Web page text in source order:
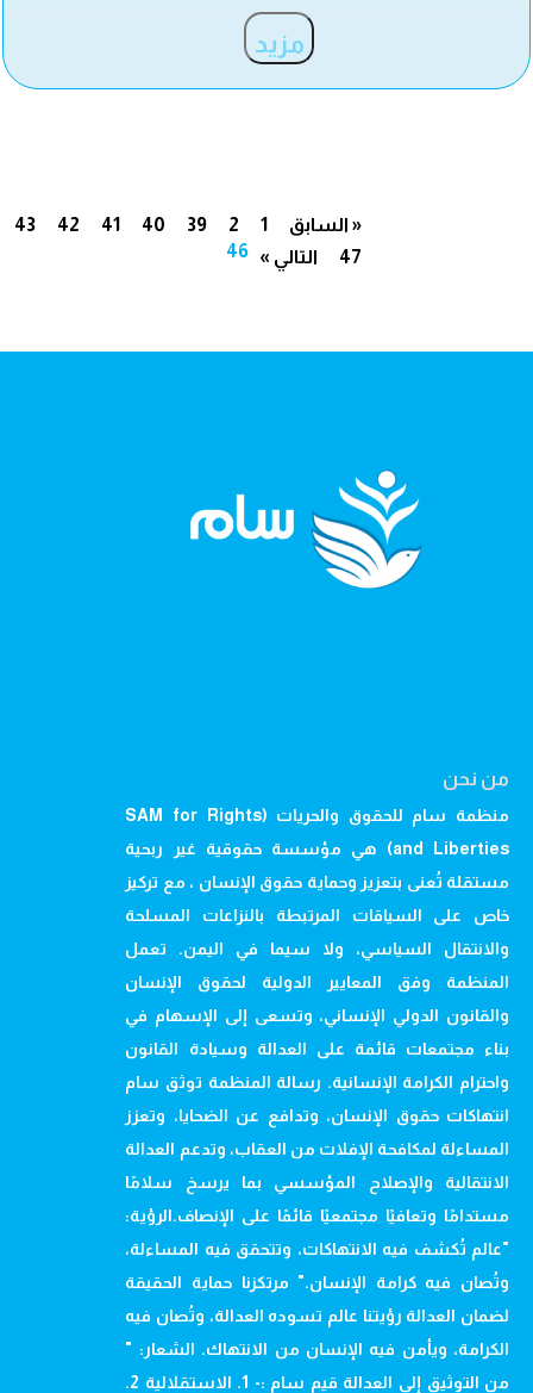
مزيد
« السابق 1
2
39
40
41
42
43
46
47 التالي »
من نحن
منظمة سام للحقوق والحريات (SAM for Rights
and Liberties) هي مؤسسة حقوقية غير ربحية
مستقلة تُعنى بتعزيز وحماية حقوق الإنسان ، مع تركيز
خاص على السياقات المرتبطة بالنزاعات المسلحة
والانتقال السياسي، ولا سيما في اليمن. تعمل
المنظمة وفق المعايير الدولية لحقوق الإنسان
والقانون الدولي الإنساني، وتسعى إلى الإسهام في
بناء مجتمعات قائمة على العدالة وسيادة القانون
واحترام الكرامة الإنسانية. رسالة المنظمة توثق سام
انتهاكات حقوق الإنسان، وتدافع عن الضحايا، وتعزز
المساءلة لمكافحة الإفلات من العقاب، وتدعم العدالة
الانتقالية والإصلاح المؤسسي بما يرسخ سلامًا
مستدامًا وتعافيًا مجتمعيًا قائمًا على الإنصاف.الرؤية:
"عالم تُكشف فيه الانتهاكات، وتتحقق فيه المساءلة،
وتُصان فيه كرامة الإنسان." مرتكزنا حماية الحقيقة
لضمان العدالة رؤيتنا عالم تسوده العدالة، وتُصان فيه
الكرامة، ويأمن فيه الإنسان من الانتهاك. الشعار: "
من التوثيق إلى العدالة قيم سام :- 1. الاستقلالية 2.